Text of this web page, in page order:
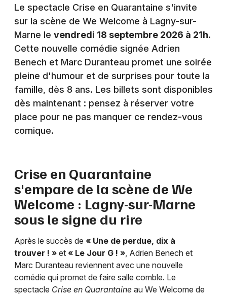
Soirées
Sorties famille
Expos
Sorties & loisirs
Humour en Seine-et-Marne
Humour en Ile de France
Newsletter des sorties
Artistes en tournée
Actus à Paris
Magazine à Paris
Strasbourg
Toulouse
Toutes les villes
Le spectacle Crise en Quarantaine s'invite
sur la scène de We Welcome à Lagny-sur-
Marne le vendredi 18 septembre 2026 à 21h.
Cette nouvelle comédie signée Adrien
Benech et Marc Duranteau promet une soirée
pleine d'humour et de surprises pour toute la
famille, dès 8 ans. Les billets sont disponibles
dès maintenant : pensez à réserver votre
place pour ne pas manquer ce rendez-vous
comique.
Crise en Quarantaine
s'empare de la scène de We
Welcome : Lagny-sur-Marne
sous le signe du rire
Après le succès de « Une de perdue, dix à
trouver ! » et « Le Jour G ! », Adrien Benech et
Marc Duranteau reviennent avec une nouvelle
comédie qui promet de faire salle comble. Le
spectacle Crise en Quarantaine au We Welcome de